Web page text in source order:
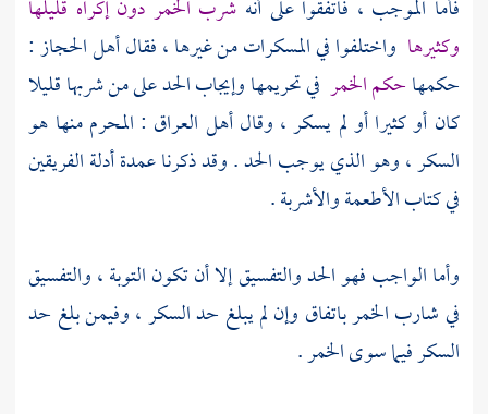
فأما الموجب ، فاتفقوا على أنه شرب الخمر دون إكراه قليلها
وكثيرها واختلفوا في المسكرات من غيرها ، فقال أهلالحجاز:
حكمهاحكم الخمر في تحريمها وإيجاب الحد على من شربها قليلا
كان أو كثيرا أو لم يسكر ، وقال أهل العراق : المحرم منها هو
السكر ، وهو الذي يوجب الحد . وقد ذكرنا عمدة أدلة الفريقين
في كتاب الأطعمة والأشربة .
وأما الواجب فهو الحد والتفسيق إلا أن تكون التوبة ، والتفسيق
في شارب الخمر باتفاق وإن لم يبلغ حد السكر ، وفيمن بلغ حد
السكر فيما سوى الخمر .